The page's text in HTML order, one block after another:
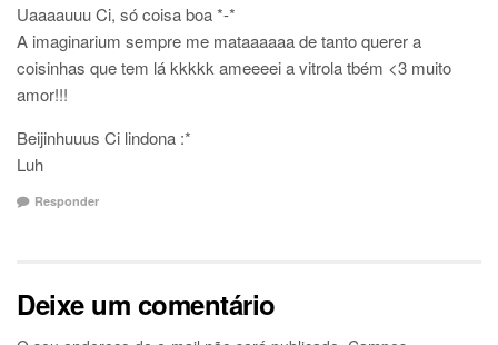
Uaaaauuu Ci, só coisa boa *-*
A imaginarium sempre me mataaaaaa de tanto querer a
coisinhas que tem lá kkkkk ameeeei a vitrola tbém <3 muito
amor!!!
Beijinhuuus Ci lindona :*
Luh
Responder
Deixe um comentário